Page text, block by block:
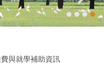
與就學補助資訊